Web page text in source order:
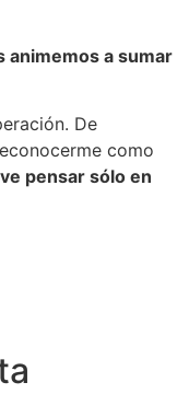
animemos a sumar
De
como
pensar sólo en